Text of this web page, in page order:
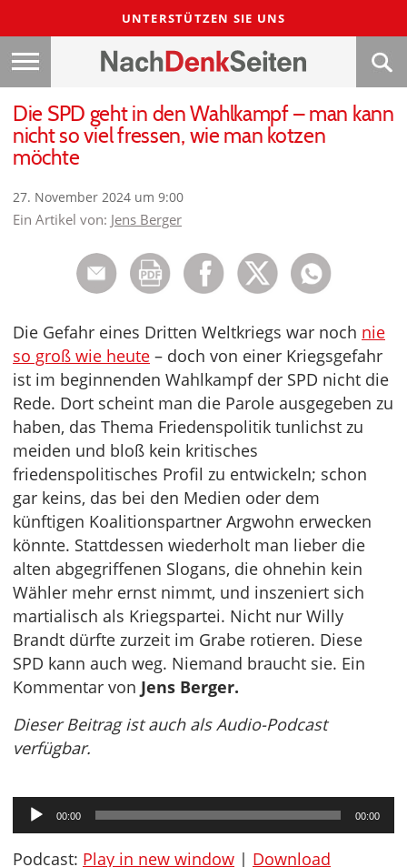
UNTERSTÜTZEN SIE UNS
Die SPD geht in den Wahlkampf – man kann
nicht so viel fressen, wie man kotzen
möchte
27. November 2024 um 9:00
Ein Artikel von: Jens Berger
Die Gefahr eines Dritten Weltkriegs war noch nie
so groß wie heute – doch von einer Kriegsgefahr
ist im beginnenden Wahlkampf der SPD nicht die
Rede. Dort scheint man die Parole ausgegeben zu
haben, das Thema Friedenspolitik tunlichst zu
meiden und bloß kein kritisches
friedenspolitisches Profil zu entwickeln; schon
gar keins, das bei den Medien oder dem
künftigen Koalitionspartner Argwohn erwecken
könnte. Stattdessen wiederholt man lieber die
alten abgegriffenen Slogans, die ohnehin kein
Wähler mehr ernst nimmt, und inszeniert sich
martialisch als Kriegspartei. Nicht nur Willy
Brandt dürfte zurzeit im Grabe rotieren. Diese
SPD kann auch weg. Niemand braucht sie. Ein
Kommentar von Jens Berger.
Dieser Beitrag ist auch als Audio-Podcast
verfügbar.
Audio-
Player
00:00 00:00
Podcast: Play in new window | Download